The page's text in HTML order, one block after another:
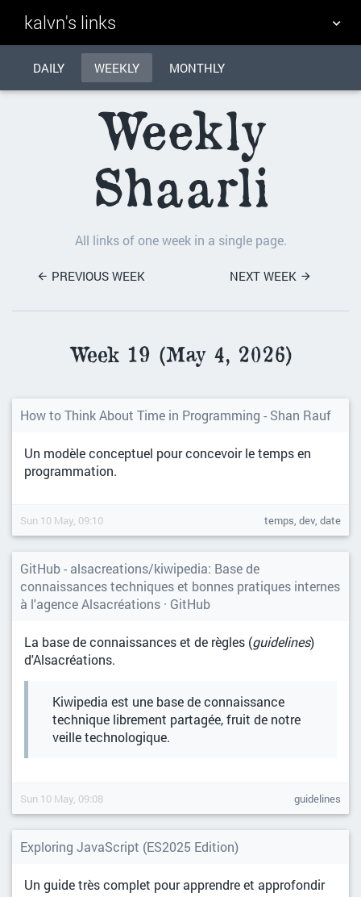
kalvn's links
TAG CLOUD PICTURE WALL
DAILY
DAILY WEEKLY MONTHLY
Weekly
Shaarli
All links of one week in a single page.
PREVIOUS WEEK NEXT WEEK
Week 19 (May 4, 2026)
How to Think About Time in Programming - Shan Rauf
Un modèle conceptuel pour concevoir le temps en
programmation.
Sun 10 May, 09:10 temps, dev, date
GitHub - alsacreations/kiwipedia: Base de
connaissances techniques et bonnes pratiques internes
à l'agence Alsacréations · GitHub
La base de connaissances et de règles (guidelines)
d'Alsacréations.
Kiwipedia est une base de connaissance
technique librement partagée, fruit de notre
veille technologique.
Sun 10 May, 09:08 guidelines
Exploring JavaScript (ES2025 Edition)
Un guide très complet pour apprendre et approfondir